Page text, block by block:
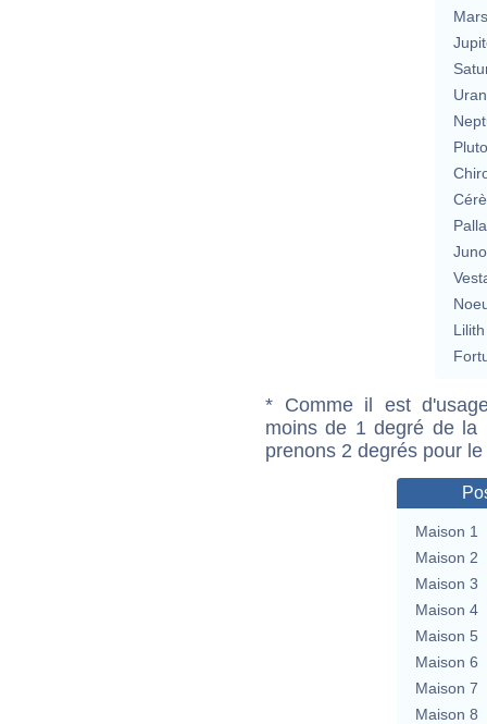
Mars
Lilith
* Comme il est
moins de 1 degré de la
prenons 2 degrés pour
Maison 1
Maison 2
Maison 3
Maison 4
Maison 5
Maison 6
Maison 7
Maison 8